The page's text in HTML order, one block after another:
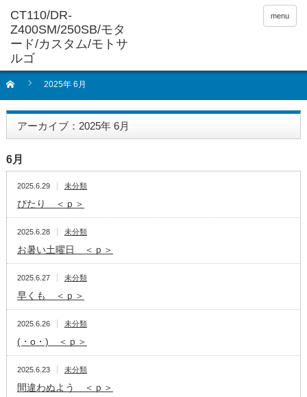
menu
2025年 6月
アーカイブ：2025年 6月
6月
2025.6.29 未分類
ぴたり ＜ｐ＞
2025.6.28 未分類
お暑い土曜日 ＜ｐ＞
2025.6.27 未分類
早くも ＜ｐ＞
2025.6.26 未分類
(・o・) ＜ｐ＞
2025.6.23 未分類
間違わぬよう ＜ｐ＞